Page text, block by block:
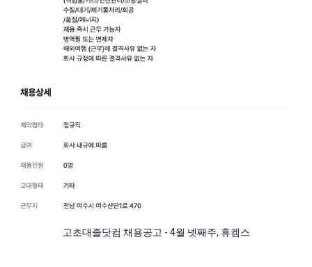
고초대졸닷컴 채용공고 - 4월 넷째주, 휴켐스